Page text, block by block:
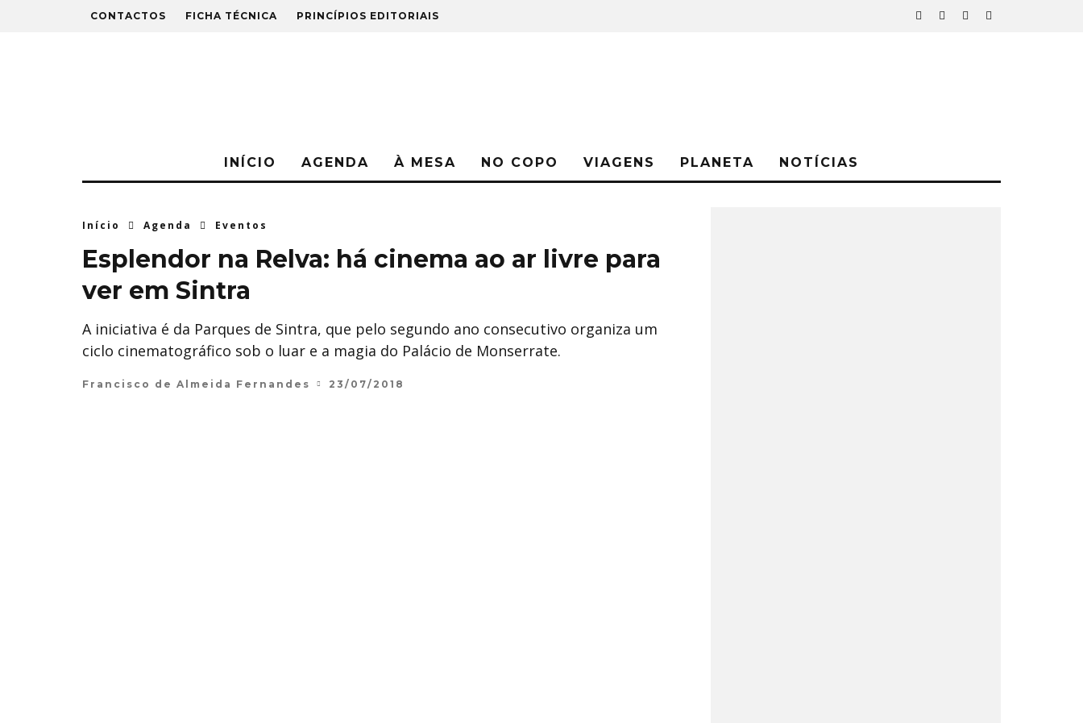
CONTACTOS FICHA TÉCNICA PRINCÍPIOS EDITORIAIS
INÍCIO AGENDA À MESA NO COPO VIAGENS PLANETA NOTÍCIAS
Início Agenda Eventos
Esplendor na Relva: há cinema ao ar livre para
ver em Sintra
A iniciativa é da Parques de Sintra, que pelo segundo ano consecutivo organiza um
ciclo cinematográfico sob o luar e a magia do Palácio de Monserrate.
Francisco de Almeida Fernandes 23/07/2018